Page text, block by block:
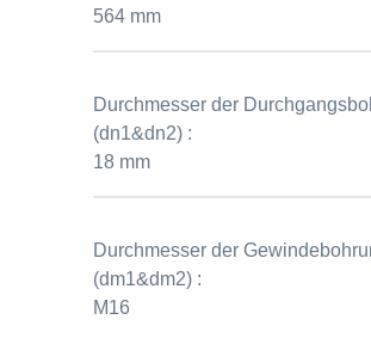
564 mm
Durchmesser der
(dn1&dn2) :
18 mm
Durchmesser der
(dm1&dm2) :
M16